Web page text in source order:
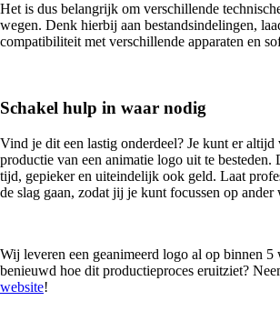
Het is dus belangrijk om verschillende
wegen. Denk hierbij aan bestandsindelingen,
compatibiliteit met verschillende apparaten en
Schakel hulp in waar nodig
Vind je dit een lastig onderdeel? Je kunt er
productie van een animatie logo uit te besteden.
tijd, gepieker en uiteindelijk ook geld. Laat
de slag gaan, zodat jij je kunt focussen op ander
Wij leveren een geanimeerd logo al op binnen 5
benieuwd hoe dit productieproces eruitziet?
website!